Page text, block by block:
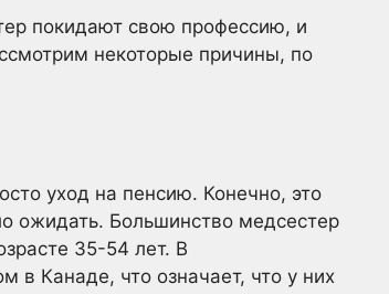
покидают свою профессию, и
некоторые причины, по
уход на пенсию. Конечно, это
ожидать. Большинство медсестер
35-54 лет. В
Канаде, что означает, что у них